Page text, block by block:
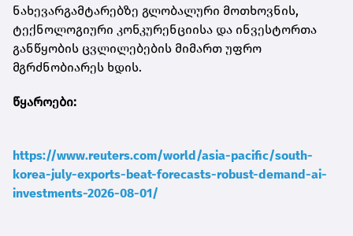
ნახევარგამტარებზე გლობალური მოთხოვნის,
ტექნოლოგიური კონკურენციისა და ინვესტორთა
განწყობის ცვლილებების მიმართ უფრო
მგრძნობიარეს ხდის.
წყაროები:
https://www.reuters.com/world/asia-pacific/south-
korea-july-exports-beat-forecasts-robust-demand-ai-
investments-2026-08-01/